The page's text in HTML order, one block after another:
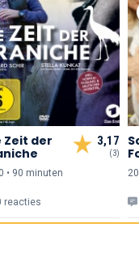
3,17
(3)
Zeit der
• 90 minuten
reacties